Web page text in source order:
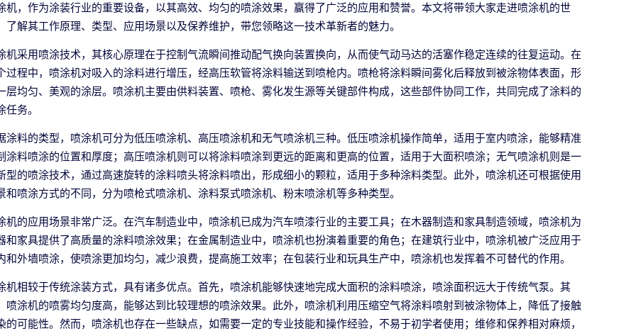
机，作为涂装行业的重要设备，以其高效、均匀的喷涂效果，赢得了广泛的应用和赞誉。本文将带领大家走进喷涂机的世
了解其工作原理、类型、应用场景以及保养维护，带您领略这一技术革新者的魅力。
机采用喷涂技术，其核心原理在于控制气流瞬间推动配气换向装置换向，从而使气动马达的活塞作稳定连续的往复运动。在
过程中，喷涂机对吸入的涂料进行增压，经高压软管将涂料输送到喷枪内。喷枪将涂料瞬间雾化后释放到被涂物体表面，形
层均匀、美观的涂层。喷涂机主要由供料装置、喷枪、雾化发生源等关键部件构成，这些部件协同工作，共同完成了涂料的
任务。
涂料的类型，喷涂机可分为低压喷涂机、高压喷涂机和无气喷涂机三种。低压喷涂机操作简单，适用于室内喷涂，能够精准
涂料喷涂的位置和厚度；高压喷涂机则可以将涂料喷涂到更远的距离和更高的位置，适用于大面积喷涂；无气喷涂机则是一
型的喷涂技术，通过高速旋转的涂料喷头将涂料喷出，形成细小的颗粒，适用于多种涂料类型。此外，喷涂机还可根据使用
和喷涂方式的不同，分为喷枪式喷涂机、涂料泵式喷涂机、粉末喷涂机等多种类型。
机的应用场景非常广泛。在汽车制造业中，喷涂机已成为汽车喷漆行业的主要工具；在木器制造和家具制造领域，喷涂机为
和家具提供了高质量的涂料喷涂效果；在金属制造业中，喷涂机也扮演着重要的角色；在建筑行业中，喷涂机被广泛应用于
和外墙喷涂，使喷涂更加均匀，减少浪费，提高施工效率；在包装行业和玩具生产中，喷涂机也发挥着不可替代的作用。
机相较于传统涂装方式，具有诸多优点。首先，喷涂机能够快速地完成大面积的涂料喷涂，喷涂面积远大于传统气泵。其
喷涂机的喷雾均匀度高，能够达到比较理想的喷涂效果。此外，喷涂机利用压缩空气将涂料喷射到被涂物体上，降低了接触
的可能性。然而，喷涂机也存在一些缺点，如需要一定的专业技能和操作经验，不易于初学者使用；维修和保养相对麻烦，